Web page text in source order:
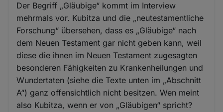
Der Begriff „Gläubige“ kommt im Interview
mehrmals vor. Kubitza und die „neutestamentliche
Forschung“ übersehen, dass es „Gläubige“ nach
dem Neuen Testament gar nicht geben kann, weil
diese die ihnen im Neuen Testament zugesagten
besonderen Fähigkeiten zu Krankenheilungen und
Wundertaten (siehe die Texte unten im „Abschnitt
A“) ganz offensichtlich nicht besitzen. Wen meint
also Kubitza, wenn er von „Gläubigen“ spricht?